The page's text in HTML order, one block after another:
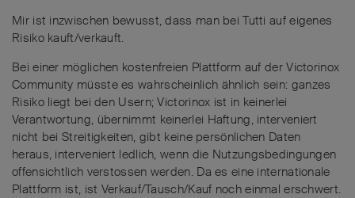
Mir ist inzwischen bewusst, dass man bei Tutti auf eigenes
Risiko kauft/verkauft.
Bei einer möglichen kostenfreien Plattform auf der Victorinox
Community müsste es wahrscheinlich ähnlich sein: ganzes
Risiko liegt bei den Usern; Victorinox ist in keinerlei
Verantwortung, übernimmt keinerlei Haftung, interveniert
nicht bei Streitigkeiten, gibt keine persönlichen Daten
heraus, interveniert ledlich, wenn die Nutzungsbedingungen
offensichtlich verstossen werden. Da es eine internationale
Plattform ist, ist Verkauf/Tausch/Kauf noch einmal erschwert.